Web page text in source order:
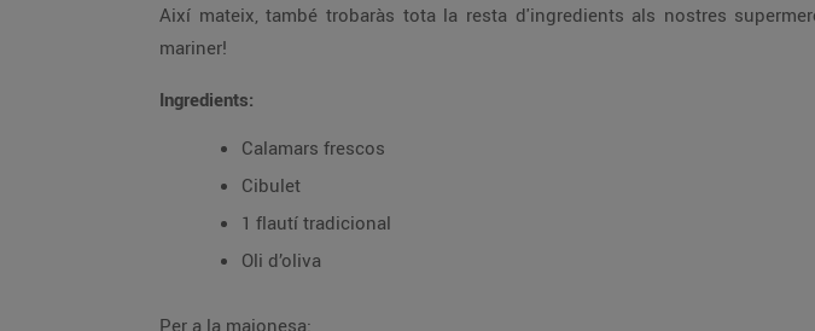
Així mateix, també trobaràs tota la resta d'ingredients als nostres
mariner!
Ingredients:
Calamars frescos
Cibulet
1 flautí tradicional
Oli d’oliva
Per a la maionesa: